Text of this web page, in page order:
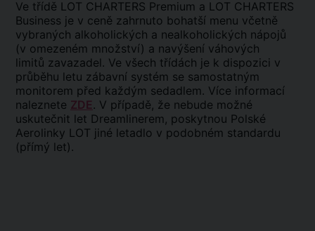
Ve třídě LOT CHARTERS Premium a LOT CHARTERS
Business je v ceně zahrnuto bohatší menu včetně
vybraných alkoholických a nealkoholických nápojů
(v omezeném množství) a navýšení váhových
limitů zavazadel. Ve všech třídách je k dispozici v
průběhu letu zábavní systém se samostatným
monitorem před každým sedadlem. Více informací
naleznete ZDE . V případě, že nebude možné
uskutečnit let Dreamlinerem, poskytnou Polské
Aerolinky LOT jiné letadlo v podobném standardu
(přímý let).